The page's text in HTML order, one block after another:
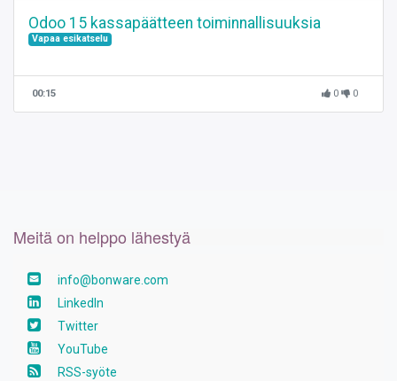
Odoo 15 kassapäätteen toiminnallisuuksia
Vapaa esikatselu
00:15 0 0
Meitä on helppo lähestyä
info@bonware.com
LinkedIn
Twitter
YouTube
RSS-syöte